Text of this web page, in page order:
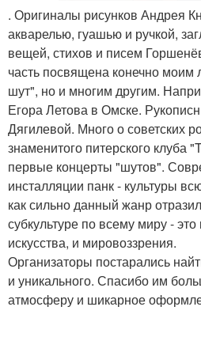
. Оригиналы рисунков Андрея
акварелью, гуашью и ручкой,
вещей, стихов и писем
часть посвящена конечно
шут", но и многим другим.
Егора Летова в Омске.
Дягилевой. Много о советских
знаменитого питерского клуба
первые концерты "шутов".
инсталляции панк - культуры
как сильно данный жанр
субкультуре по всему миру -
искусства, и мировоззрения.
Организаторы постарались
и уникального. Спасибо им
атмосферу и шикарное